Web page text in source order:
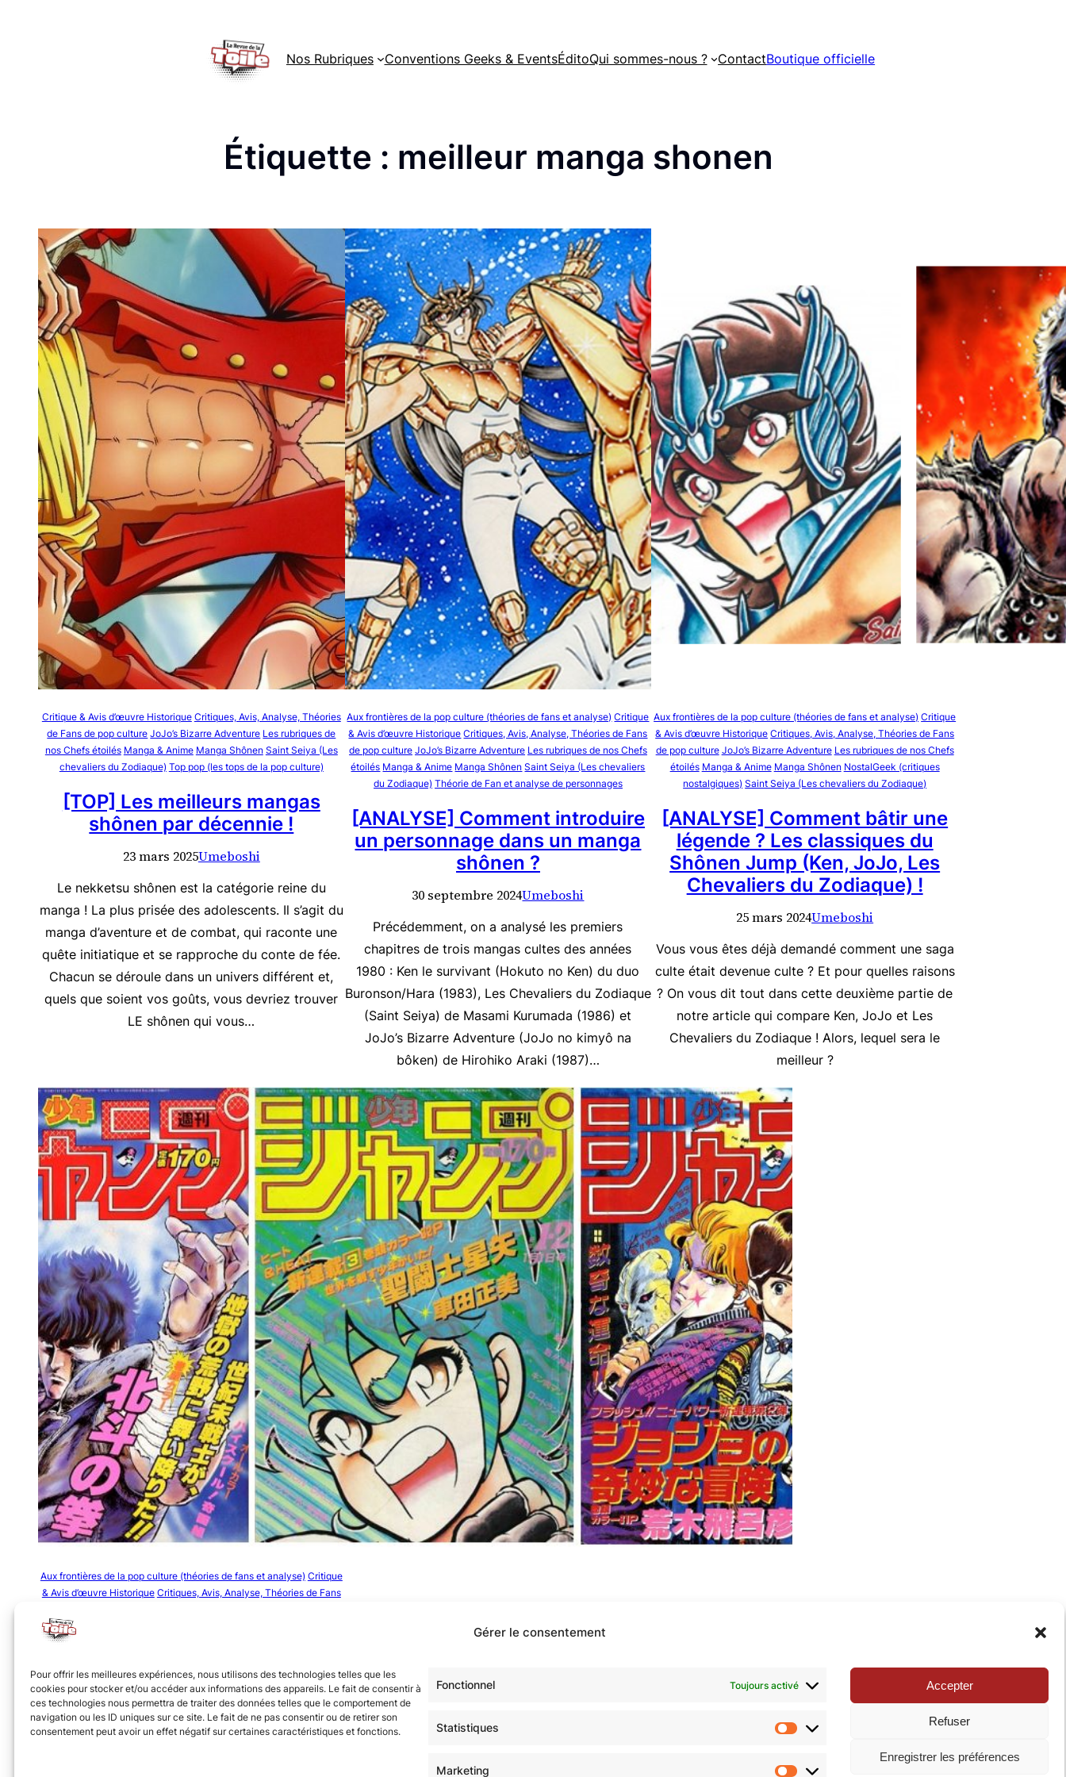
Gérer le consentement
Pour offrir les meilleures expériences, nous utilisons des technologies telles que les
cookies pour stocker et/ou accéder aux informations des appareils. Le fait de consentir à
ces technologies nous permettra de traiter des données telles que le comportement de
navigation ou les ID uniques sur ce site. Le fait de ne pas consentir ou de retirer son
consentement peut avoir un effet négatif sur certaines caractéristiques et fonctions.
Fonctionnel Toujours activé
Statistiques
Marketing
Accepter
Refuser
Enregistrer les préférences
Nos Rubriques Conventions Geeks & EventsÉditoQui sommes-nous ? ContactBoutique officielle
Étiquette : meilleur manga shonen
Critique & Avis d’œuvre Historique Critiques, Avis, Analyse, Théories
de Fans de pop culture JoJo’s Bizarre Adventure Les rubriques de
nos Chefs étoilés Manga & Anime Manga Shônen Saint Seiya (Les
chevaliers du Zodiaque) Top pop (les tops de la pop culture)
[TOP] Les meilleurs mangas
shônen par décennie !
23 mars 2025Umeboshi
Le nekketsu shônen est la catégorie reine du
manga ! La plus prisée des adolescents. Il s’agit du
manga d’aventure et de combat, qui raconte une
quête initiatique et se rapproche du conte de fée.
Chacun se déroule dans un univers différent et,
quels que soient vos goûts, vous devriez trouver
LE shônen qui vous…
Aux frontières de la pop culture (théories de fans et analyse) Critique
& Avis d’œuvre Historique Critiques, Avis, Analyse, Théories de Fans
de pop culture JoJo’s Bizarre Adventure Les rubriques de nos Chefs
étoilés Manga & Anime Manga Shônen Saint Seiya (Les chevaliers
du Zodiaque) Théorie de Fan et analyse de personnages
[ANALYSE] Comment introduire
un personnage dans un manga
shônen ?
30 septembre 2024Umeboshi
Précédemment, on a analysé les premiers
chapitres de trois mangas cultes des années
1980 : Ken le survivant (Hokuto no Ken) du duo
Buronson/Hara (1983), Les Chevaliers du Zodiaque
(Saint Seiya) de Masami Kurumada (1986) et
JoJo’s Bizarre Adventure (JoJo no kimyô na
bôken) de Hirohiko Araki (1987)…
Aux frontières de la pop culture (théories de fans et analyse) Critique
& Avis d’œuvre Historique Critiques, Avis, Analyse, Théories de Fans
de pop culture JoJo’s Bizarre Adventure Les rubriques de nos Chefs
étoilés Manga & Anime Manga Shônen NostalGeek (critiques
nostalgiques) Saint Seiya (Les chevaliers du Zodiaque)
[ANALYSE] Comment bâtir une
légende ? Les classiques du
Shônen Jump (Ken, JoJo, Les
Chevaliers du Zodiaque) !
25 mars 2024Umeboshi
Vous vous êtes déjà demandé comment une saga
culte était devenue culte ? Et pour quelles raisons
? On vous dit tout dans cette deuxième partie de
notre article qui compare Ken, JoJo et Les
Chevaliers du Zodiaque ! Alors, lequel sera le
meilleur ?
Aux frontières de la pop culture (théories de fans et analyse) Critique
& Avis d’œuvre Historique Critiques, Avis, Analyse, Théories de Fans
étoilés
nostalgiques)
[ANALYSE] Comment fonder une
saga ? L’exemple des mangas du
shônen Jump (Hokuto no Ken,